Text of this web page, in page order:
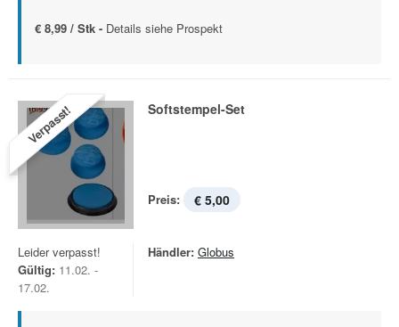
€ 8,99 / Stk - Details siehe Prospekt
Verpasst! Softstempel-Set
Preis: € 5,00
Leider verpasst!
Gültig: 11.02. -
17.02.
Händler: Globus